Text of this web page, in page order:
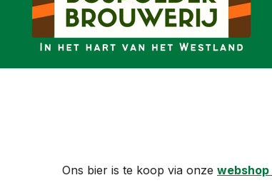
Ons bier is te koop via onze webshop